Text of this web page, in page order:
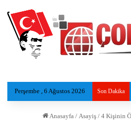
Perşembe , 6 Ağustos 2026 Son Dakika
Anasayfa / Asayiş / 4 Kişinin